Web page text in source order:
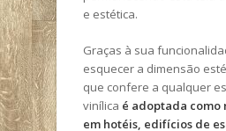
e estética.
Graças à sua
esquecer a dimensão
que confere a qualquer
vinílica é adoptada como
em hotéis, edifícios de